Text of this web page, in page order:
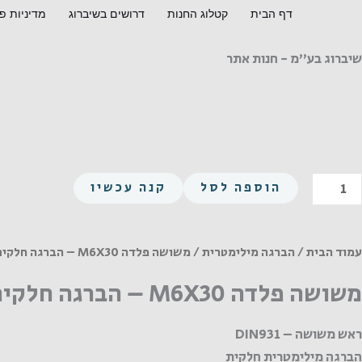
דף הבית קטלוג החנות דרושים בשיברוג מדיניות
שיברוג בע"מ - חנות אתר
כמות
של
פלדה
-
חלקית
הוספה לסל קנה עכשיו
עמוד הבית/הברגה מילימטרית/ משושה פלדה M6X30 – הברגה חלקית
משושה פלדה M6X30 – הברגה חלקית
ראש משושה – DIN931
הברגה מילימטרית חלקית